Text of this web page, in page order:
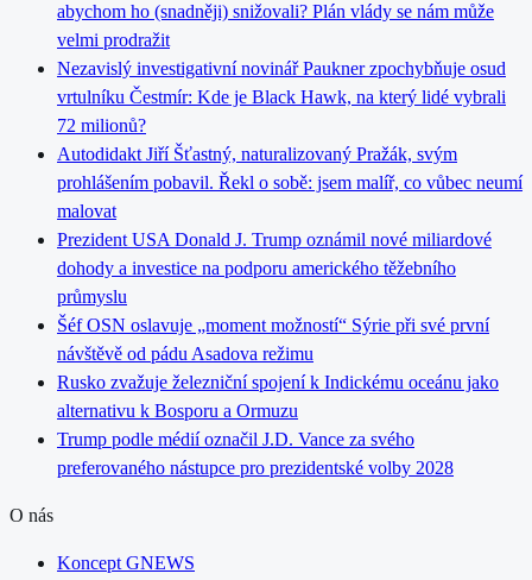
abychom ho (snadněji) snižovali? Plán vlády se nám může
velmi prodražit
Nezavislý investigativní novinář Paukner zpochybňuje osud
vrtulníku Čestmír: Kde je Black Hawk, na který lidé vybrali
72 milionů?
Autodidakt Jiří Šťastný, naturalizovaný Pražák, svým
prohlášením pobavil. Řekl o sobě: jsem malíř, co vůbec neumí
malovat
Prezident USA Donald J. Trump oznámil nové miliardové
dohody a investice na podporu amerického těžebního
průmyslu
Šéf OSN oslavuje „moment možností“ Sýrie při své první
návštěvě od pádu Asadova režimu
Rusko zvažuje železniční spojení k Indickému oceánu jako
alternativu k Bosporu a Ormuzu
Trump podle médií označil J.D. Vance za svého
preferovaného nástupce pro prezidentské volby 2028
O nás
Koncept GNEWS